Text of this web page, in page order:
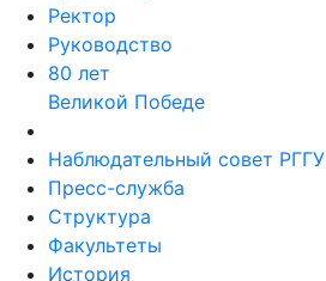
Ректор
Руководство
80 лет
Великой Победе
Наблюдательный совет РГГУ
Пресс-служба
Структура
Факультеты
История